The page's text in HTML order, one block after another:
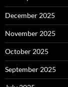
December 2025
November 2025
October 2025
September 2025